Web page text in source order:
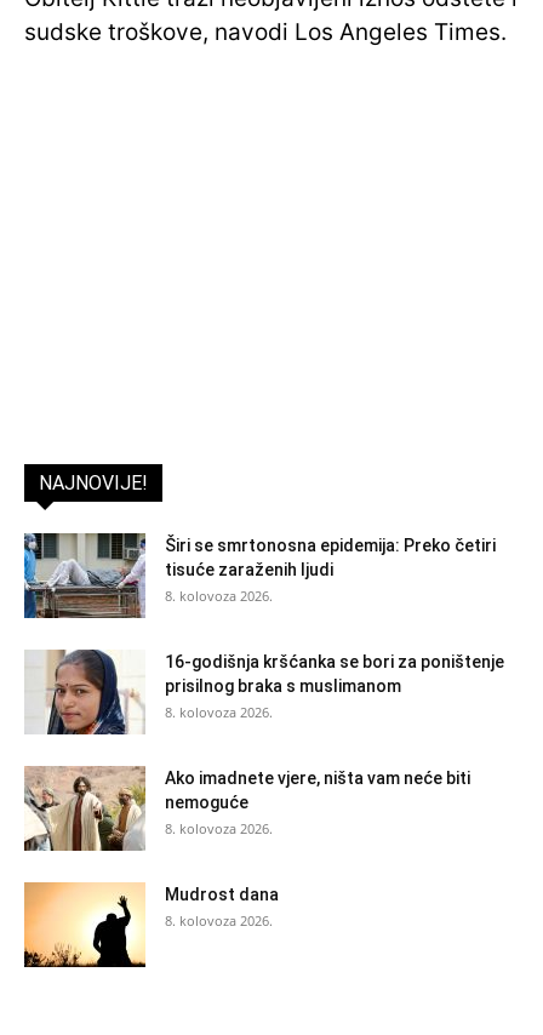
sudske troškove, navodi Los Angeles Times.
NAJNOVIJE!
Širi se smrtonosna epidemija: Preko četiri
tisuće zaraženih ljudi
8. kolovoza 2026.
16-godišnja kršćanka se bori za poništenje
prisilnog braka s muslimanom
8. kolovoza 2026.
Ako imadnete vjere, ništa vam neće biti
nemoguće
8. kolovoza 2026.
Mudrost dana
8. kolovoza 2026.